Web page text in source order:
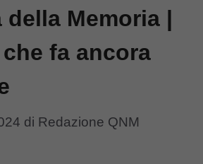
della Memoria |
fa ancora
di Redazione QNM